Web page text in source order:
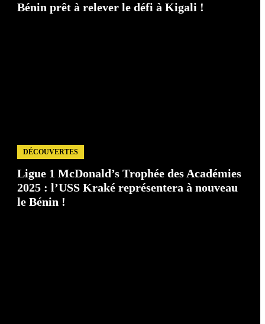
Bénin prêt à relever le défi à Kigali !
DÉCOUVERTES
Ligue 1 McDonald’s Trophée des Académies
2025 : l’USS Kraké représentera à nouveau
le Bénin !